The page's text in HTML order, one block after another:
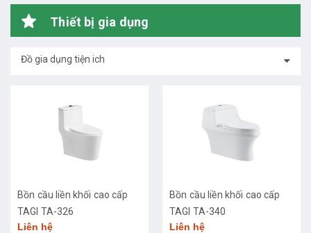
Thiết bị gia dụng
Đồ gia dụng tiện ich
Bồn cầu liền khối cao cấp
TAGI TA-326
Liên hệ
Bồn cầu liền khối cao cấp
TAGI TA-340
Liên hệ